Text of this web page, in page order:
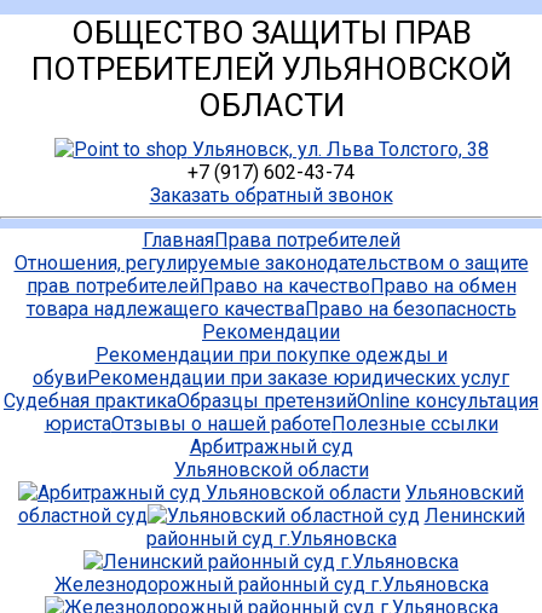
ОБЩЕСТВО ЗАЩИТЫ ПРАВ
ПОТРЕБИТЕЛЕЙ УЛЬЯНОВСКОЙ
ОБЛАСТИ
Ульяновск, ул. Льва Толстого, 38
+7 (917) 602-43-74
Заказать обратный звонок
ГлавнаяПрава потребителей
Отношения, регулируемые законодательством о защите
прав потребителейПраво на качествоПраво на обмен
товара надлежащего качестваПраво на безопасность
Рекомендации
Рекомендации при покупке одежды и
обувиРекомендации при заказе юридических услуг
Судебная практикаОбразцы претензийOnline консультация
юристаОтзывы о нашей работеПолезные ссылки
Арбитражный суд
Ульяновской области
Ульяновский
областной суд
Ленинский
районный суд г.Ульяновска
Железнодорожный районный суд г.Ульяновска